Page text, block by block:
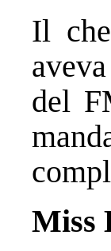
Il
del
Miss